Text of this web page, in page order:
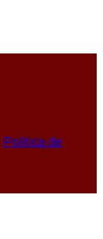
Politica de